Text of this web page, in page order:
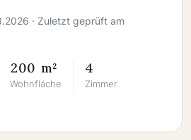
· Zuletzt geprüft am
200 m²
Wohnfläche
4
Zimmer